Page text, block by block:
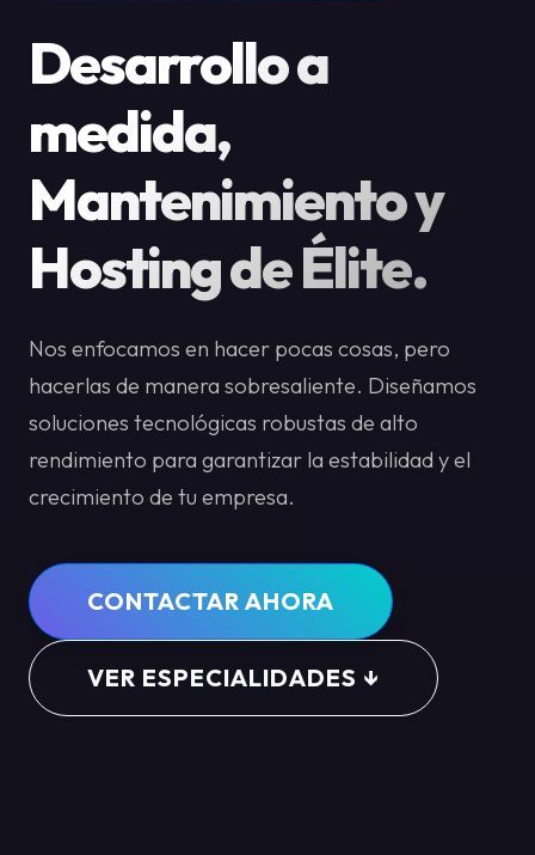
Desarrollo a
medida,
Mantenimiento y
Hosting de Élite.
Nos enfocamos en hacer pocas cosas, pero
hacerlas de manera sobresaliente. Diseñamos
soluciones tecnológicas robustas de alto
rendimiento para garantizar la estabilidad y el
crecimiento de tu empresa.
CONTACTAR AHORA
VER ESPECIALIDADES ↓